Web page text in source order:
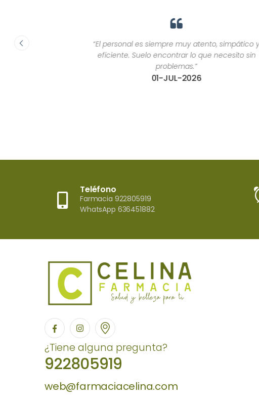
“El personal es siempre muy atento, simpático y
eficiente. Suelo encontrar lo que necesito sin
problemas.”
01-JUL-2026
Teléfono
Farmacia 922805919
WhatsApp 636451882
¿Tiene alguna pregunta?
922805919
web@farmaciacelina.com